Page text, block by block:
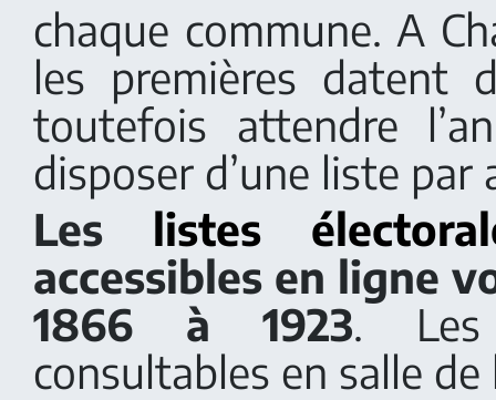
chaque commune. A
les premières datent
toutefois attendre
disposer d’une liste par
Les listes
accessibles en ligne
1866 à 1923.
consultables en salle de